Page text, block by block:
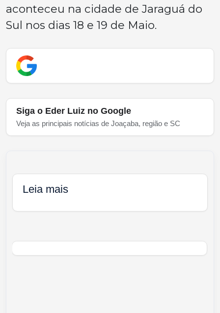
aconteceu na cidade de Jaraguá do
Sul nos dias 18 e 19 de Maio.
Siga o Eder Luiz no Google
Veja as principais notícias de Joaçaba, região e SC
Leia mais